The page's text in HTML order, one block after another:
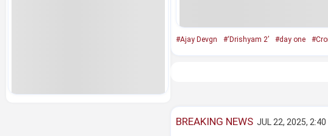
#Ajay Devgn #‘Drishyam 2’ #day one
BREAKING NEWS JUL 22, 2025, 2:40